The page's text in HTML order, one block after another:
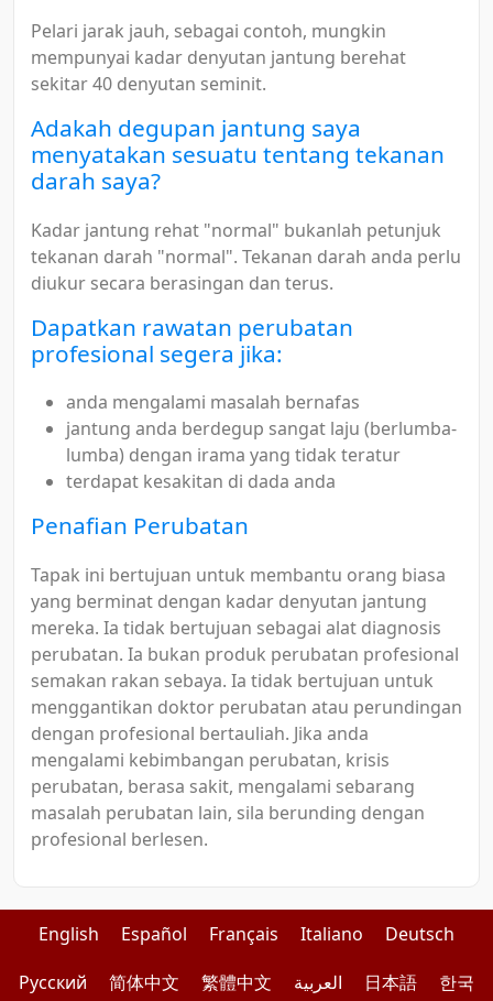
Pelari jarak jauh, sebagai contoh, mungkin
mempunyai kadar denyutan jantung berehat
sekitar 40 denyutan seminit.
Adakah degupan jantung saya
menyatakan sesuatu tentang tekanan
darah saya?
Kadar jantung rehat "normal" bukanlah petunjuk
tekanan darah "normal". Tekanan darah anda perlu
diukur secara berasingan dan terus.
Dapatkan rawatan perubatan
profesional segera jika:
anda mengalami masalah bernafas
jantung anda berdegup sangat laju (berlumba-
lumba) dengan irama yang tidak teratur
terdapat kesakitan di dada anda
Penafian Perubatan
Tapak ini bertujuan untuk membantu orang biasa
yang berminat dengan kadar denyutan jantung
mereka. Ia tidak bertujuan sebagai alat diagnosis
perubatan. Ia bukan produk perubatan profesional
semakan rakan sebaya. Ia tidak bertujuan untuk
menggantikan doktor perubatan atau perundingan
dengan profesional bertauliah. Jika anda
mengalami kebimbangan perubatan, krisis
perubatan, berasa sakit, mengalami sebarang
masalah perubatan lain, sila berunding dengan
profesional berlesen.
English Español Français Italiano
Deutsch
Pусский
简体中文 繁體中文 العربية 日本語
한국